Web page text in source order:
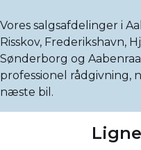
Vores salgsafdelinger i
Risskov, Frederikshavn,
Sønderborg og
professionel rådgivning,
næste bil.